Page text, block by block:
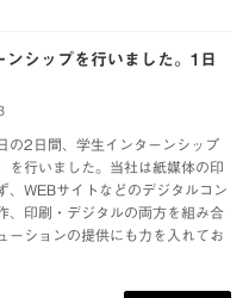
シップを行いました。1日
の2日間、学生インターンシップ
を行いました。当社は紙媒体の印
、WEBサイトなどのデジタルコン
、印刷・デジタルの両方を組み合
ーションの提供にも力を入れてお